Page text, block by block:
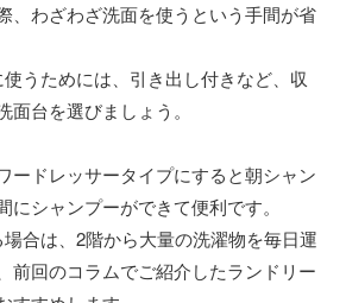
、わざわざ洗面を使うという手間が省
うためには、引き出し付きなど、収
台を選びましょう。
ードレッサータイプにすると朝シャン
にシャンプーができて便利です。
合は、2階から大量の洗濯物を毎日運
前回のコラムでご紹介したランドリー